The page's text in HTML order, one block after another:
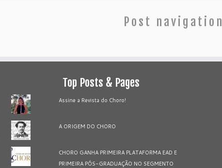
Post navigation
Top Posts & Pages
Assine a Revista do Choro!
A ORIGEM DO CHORO
CHORO GANHA PRIMEIRA PLATAFORMA EAD E
PRIMEIRA PÓS-GRADUAÇÃO NO SEGMENTO